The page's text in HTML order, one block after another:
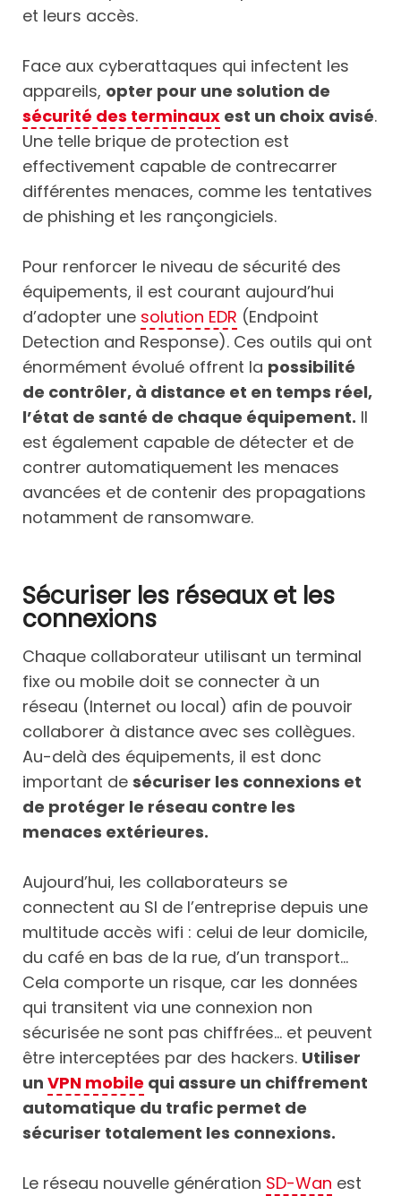
et leurs accès.
Face aux cyberattaques qui infectent les
appareils, opter pour une solution de
sécurité des terminaux est un choix avisé.
Une telle brique de protection est
effectivement capable de contrecarrer
différentes menaces, comme les tentatives
de phishing et les rançongiciels.
Pour renforcer le niveau de sécurité des
équipements, il est courant aujourd’hui
d’adopter une solution EDR (Endpoint
Detection and Response). Ces outils qui ont
énormément évolué offrent la possibilité
de contrôler, à distance et en temps réel,
l’état de santé de chaque équipement. Il
est également capable de détecter et de
contrer automatiquement les menaces
avancées et de contenir des propagations
notamment de ransomware.
Sécuriser les réseaux et les
connexions
Chaque collaborateur utilisant un terminal
fixe ou mobile doit se connecter à un
réseau (Internet ou local) afin de pouvoir
collaborer à distance avec ses collègues.
Au-delà des équipements, il est donc
important desécuriser les connexions et
de protéger le réseau contre les
menaces extérieures.
Aujourd’hui, les collaborateurs se
connectent au SI de l’entreprise depuis une
multitude accès wifi : celui de leur domicile,
du café en bas de la rue, d’un transport…
Cela comporte un risque, car les données
qui transitent via une connexion non
sécurisée ne sont pas chiffrées… et peuvent
être interceptées par des hackers. Utiliser
unVPN mobile qui assure un chiffrement
automatique du trafic permet de
sécuriser totalement les connexions.
Le réseau nouvelle génération SD-Wan est